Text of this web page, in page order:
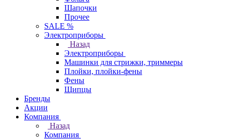
Шапочки
Прочее
SALE %
Электроприборы
Назад
Электроприборы
Машинки для стрижки, триммеры
Плойки, плойки-фены
Фены
Щипцы
Бренды
Акции
Компания
Назад
Компания